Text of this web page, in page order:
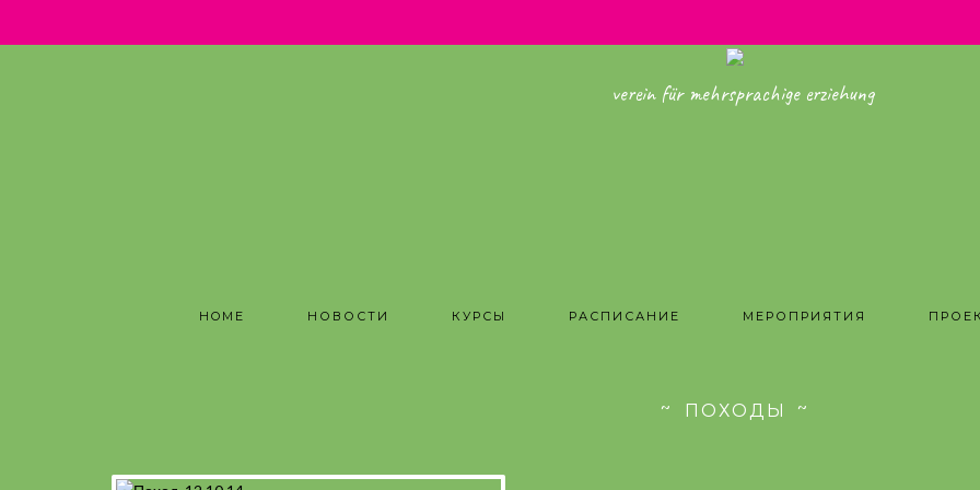
verein für mehrsprachige erziehung
HOME НОВОСТИ КУРСЫ РАСПИСАНИЕ МЕРОПРИЯТИЯ
ПОХОДЫ